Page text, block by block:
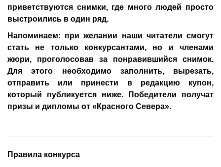
приветствуются снимки, где много людей просто
выстроились в один ряд.
Напоминаем: при желании наши читатели смогут
стать не только конкурсантами, но и членами
жюри, проголосовав за понравившийся снимок.
Для этого необходимо заполнить, вырезать,
отправить или принести в редакцию купон,
который публикуется ниже. Победители получат
призы и дипломы от «Красного Севера».
Правила конкурса